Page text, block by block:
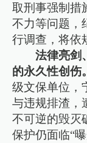
取刑事强制措
不力等问题，
行调查，将依
法律亮剑
的永久性创伤
级文保单位，
与违规排渣，
不可逆的毁灭
保护仍面临“